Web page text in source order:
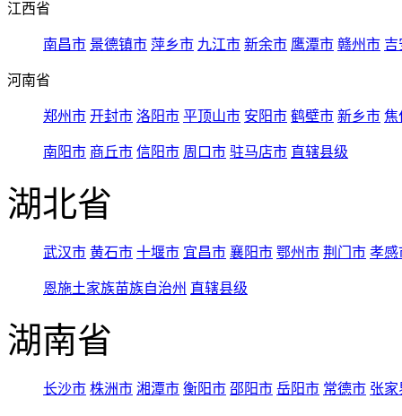
江西省
南昌市 景德镇市 萍乡市 九江市 新余市 鹰潭市 赣州市 吉
河南省
郑州市 开封市 洛阳市 平顶山市 安阳市 鹤壁市 新乡市 焦
南阳市 商丘市 信阳市 周口市 驻马店市 直辖县级
湖北省
武汉市 黄石市 十堰市 宜昌市 襄阳市 鄂州市 荆门市 孝感
恩施土家族苗族自治州 直辖县级
湖南省
长沙市 株洲市 湘潭市 衡阳市 邵阳市 岳阳市 常德市 张家